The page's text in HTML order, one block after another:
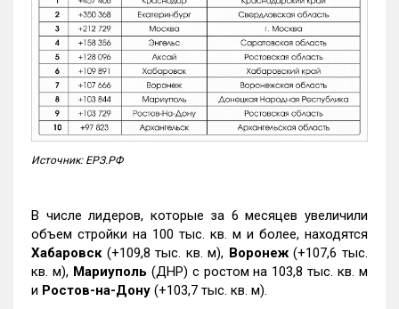
Источник: ЕРЗ.РФ
В числе лидеров, которые за 6 месяцев увеличили
объем стройки на 100 тыс. кв. м и более, находятся
Хабаровск (+109,8 тыс. кв. м), Воронеж(+107,6 тыс.
кв. м), Мариуполь (ДНР) с ростом на 103,8 тыс. кв. м
и Ростов-на-Дону (+103,7 тыс. кв. м).